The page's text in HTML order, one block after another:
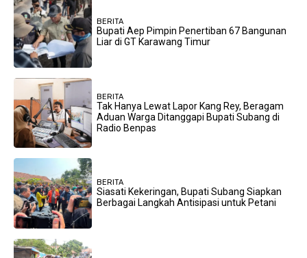
BERITA
Bupati Aep Pimpin Penertiban 67 Bangunan
Liar di GT Karawang Timur
BERITA
Tak Hanya Lewat Lapor Kang Rey, Beragam
Aduan Warga Ditanggapi Bupati Subang di
Radio Benpas
BERITA
Siasati Kekeringan, Bupati Subang Siapkan
Berbagai Langkah Antisipasi untuk Petani